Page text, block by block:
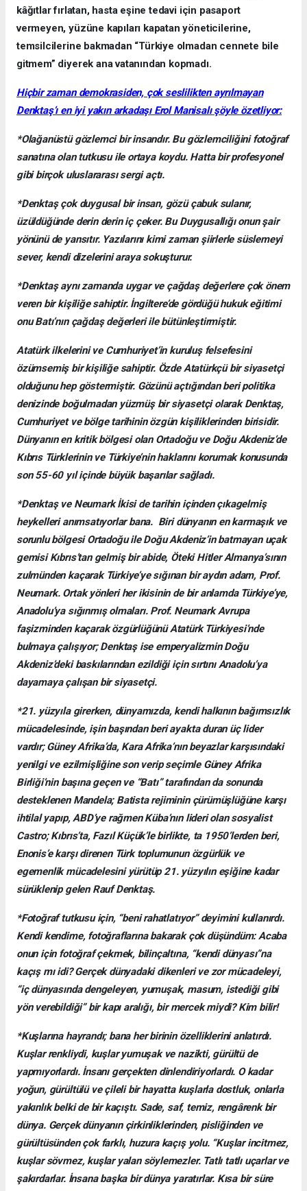
kâğıtlar fırlatan, hasta eşine tedavi için pasaport
vermeyen, yüzüne kapıları kapatan yöneticilerine,
temsilcilerine bakmadan “Türkiye olmadan cennete bile
gitmem” diyerek ana vatanından kopmadı.
Hiçbir zaman demokrasiden, çok seslilikten ayrılmayan
Denktaş’ı en iyi yakın arkadaşı Erol Manisalı şöyle özetliyor:
*Olağanüstü gözlemci bir insandır. Bu gözlemciliğini fotoğraf
sanatına olan tutkusu ile ortaya koydu. Hatta bir profesyonel
gibi birçok uluslararası sergi açtı.
*Denktaş çok duygusal bir insan, gözü çabuk sulanır,
üzüldüğünde derin derin iç çeker. Bu Duygusallığı onun şair
yönünü de yansıtır. Yazılarını kimi zaman şiirlerle süslemeyi
sever, kendi dizelerini araya sokuşturur.
*Denktaş aynı zamanda uygar ve çağdaş değerlere çok önem
veren bir kişiliğe sahiptir. İngiltere’de gördüğü hukuk eğitimi
onu Batı’nın çağdaş değerleri ile bütünleştirmiştir.
Atatürk ilkelerini ve Cumhuriyet’in kuruluş felsefesini
özümsemiş bir kişiliğe sahiptir. Özde Atatürkçü bir siyasetçi
olduğunu hep göstermiştir. Gözünü açtığından beri politika
denizinde boğulmadan yüzmüş bir siyasetçi olarak Denktaş,
Cumhuriyet ve bölge tarihinin özgün kişiliklerinden birisidir.
Dünyanın en kritik bölgesi olan Ortadoğu ve Doğu Akdeniz’de
Kıbrıs Türklerinin ve Türkiye’nin haklarını korumak konusunda
son 55-60 yıl içinde büyük başarılar sağladı.
*Denktaş ve Neumark İkisi de tarihin içinden çıkagelmiş
heykelleri anımsatıyorlar bana. Biri dünyanın en karmaşık ve
sorunlu bölgesi Ortadoğu ile Doğu Akdeniz’in batmayan uçak
gemisi Kıbrıs’tan gelmiş bir abide, Öteki Hitler Almanya’sının
zulmünden kaçarak Türkiye’ye sığınan bir aydın adam, Prof.
Neumark. Ortak yönleri her ikisinin de bir anlamda Türkiye’ye,
Anadolu’ya sığınmış olmaları. Prof. Neumark Avrupa
faşizminden kaçarak özgürlüğünü Atatürk Türkiyesi’nde
bulmaya çalışıyor; Denktaş ise emperyalizmin Doğu
Akdeniz’deki baskılarından ezildiği için sırtını Anadolu’ya
dayamaya çalışan bir siyasetçi.
*21. yüzyıla girerken, dünyamızda, kendi halkının bağımsızlık
mücadelesinde, işin başından beri ayakta duran üç lider
vardır; Güney Afrika’da, Kara Afrika’nın beyazlar karşısındaki
yenilgi ve ezilmişliğine son verip seçimle Güney Afrika
Birliği’nin başına geçen ve “Batı” tarafından da sonunda
desteklenen Mandela; Batista rejiminin çürümüşlüğüne karşı
ihtilal yapıp, ABD’ye rağmen Küba’nın lideri olan sosyalist
Castro; Kıbrıs’ta, Fazıl Küçük’le birlikte, ta 1950’lerden beri,
Enonis’e karşı direnen Türk toplumunun özgürlük ve
egemenlik mücadelesini yürütüp 21. yüzyılın eşiğine kadar
sürüklenip gelen Rauf Denktaş.
*Fotoğraf tutkusu için, “beni rahatlatıyor” deyimini kullanırdı.
Kendi kendime, fotoğraflarına bakarak çok düşündüm: Acaba
onun için fotoğraf çekmek, bilinçaltına, “kendi dünyası”na
kaçış mı idi? Gerçek dünyadaki dikenleri ve zor mücadeleyi,
“iç dünyasında dengeleyen, yumuşak, masum, istediği gibi
yön verebildiği” bir kapı aralığı, bir mercek miydi? Kim bilir!
*Kuşlarına hayrandı; bana her birinin özelliklerini anlatırdı.
Kuşlar renkliydi, kuşlar yumuşak ve nazikti, gürültü de
yapmıyorlardı. İnsanı gerçekten dinlendiriyorlardı. O kadar
yoğun, gürültülü ve çileli bir hayatta kuşlarla dostluk, onlarla
yakınlık belki de bir kaçıştı. Sade, saf, temiz, rengârenk bir
dünya. Gerçek dünyanın çirkinliklerinden, pisliğinden ve
gürültüsünden çok farklı, huzura kaçış yolu. “Kuşlar incitmez,
kuşlar sövmez, kuşlar yalan söylemezler. Tatlı tatlı uçarlar ve
şakırdarlar. İnsana başka bir dünya yaratırlar. Kısa bir süre